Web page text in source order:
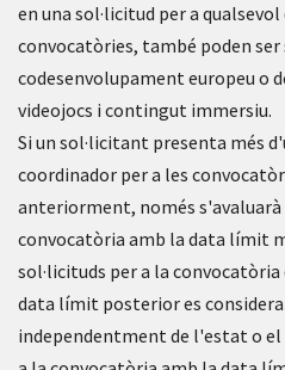
en una sol·licitud per a
convocatòries, també poden ser
codesenvolupament europeu o
videojocs i contingut immersiu.
Si un sol·licitant presenta més
coordinador per a les
anteriorment, només s'avaluarà
convocatòria amb la data límit
sol·licituds per a la
data límit posterior es
independentment de l'estat o